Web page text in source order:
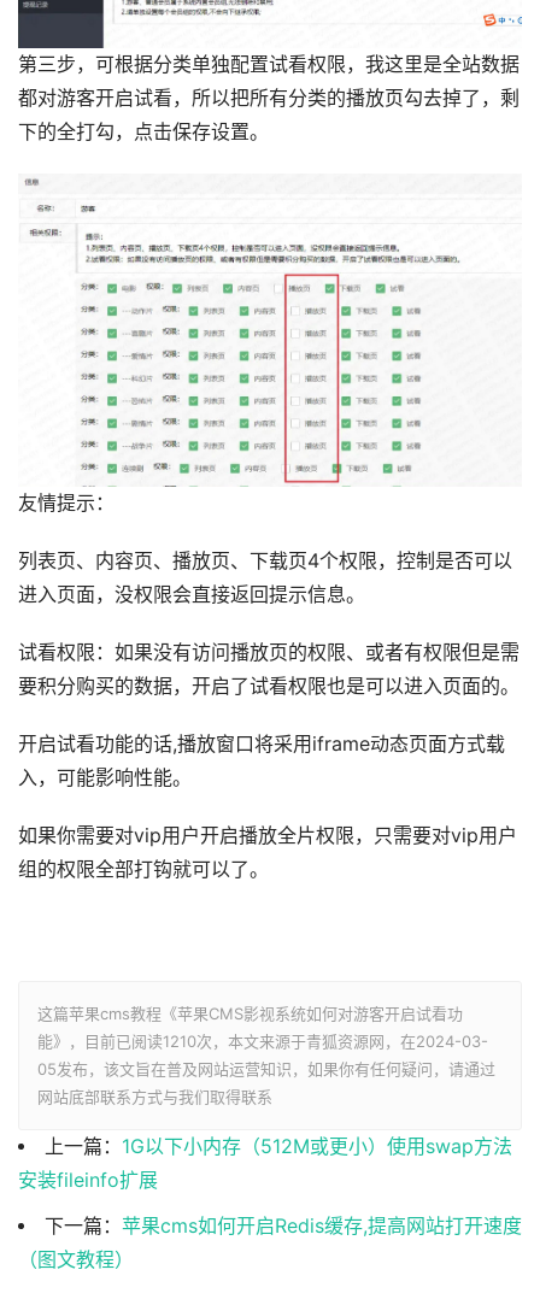
第三步，可根据分类单独配置试看权限，我这里是全站数据
都对游客开启试看，所以把所有分类的播放页勾去掉了，剩
下的全打勾，点击保存设置。
友情提示：
列表页、内容页、播放页、下载页4个权限，控制是否可以
进入页面，没权限会直接返回提示信息。
试看权限：如果没有访问播放页的权限、或者有权限但是需
要积分购买的数据，开启了试看权限也是可以进入页面的。
开启试看功能的话,播放窗口将采用iframe动态页面方式载
入，可能影响性能。
如果你需要对vip用户开启播放全片权限，只需要对vip用户
组的权限全部打钩就可以了。
这篇苹果cms教程《苹果CMS影视系统如何对游客开启试看功
能》，目前已阅读1210次，本文来源于青狐资源网，在2024-03-
05发布，该文旨在普及网站运营知识，如果你有任何疑问，请通过
网站底部联系方式与我们取得联系
上一篇： 1G以下小内存（512M或更小）使用swap方法
安装fileinfo扩展
下一篇： 苹果cms如何开启Redis缓存,提高网站打开速度
（图文教程）